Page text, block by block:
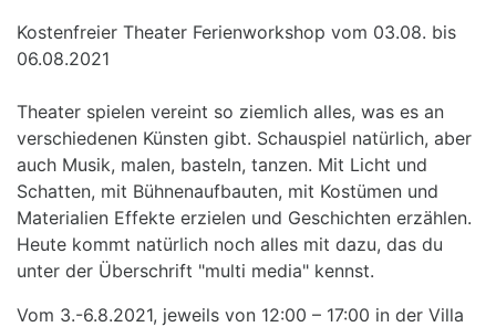
Kostenfreier Theater Ferienworkshop vom 03.08. bis
06.08.2021
Theater spielen vereint so ziemlich alles, was es an
verschiedenen Künsten gibt. Schauspiel natürlich, aber
auch Musik, malen, basteln, tanzen. Mit Licht und
Schatten, mit Bühnenaufbauten, mit Kostümen und
Materialien Effekte erzielen und Geschichten erzählen.
Heute kommt natürlich noch alles mit dazu, das du
unter der Überschrift "multi media" kennst.
Vom 3.-6.8.2021, jeweils von 12:00 – 17:00 in der Villa